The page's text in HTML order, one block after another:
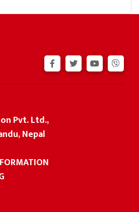
Pvt. Ltd.,
Nepal